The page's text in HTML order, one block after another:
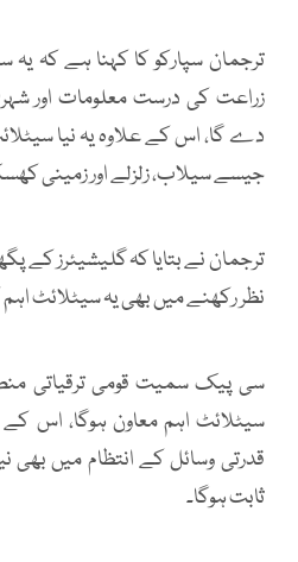
ترجمان سپارکو کا کہنا ہے کہ یہ
زراعت کی درست معلومات اور
دے گا، اس کے علاوہ یہ نیا
جیسے سیلاب، زلزلے اور زمینی
ترجمان نے بتایا کہ گلیشیئرز کے
نظر رکھنے میں بھی یہ سیٹلائٹ اہم
سی پیک سمیت قومی ترقیاتی
سیٹلائٹ اہم معاون ہوگا، اس کے
قدرتی وسائل کے انتظام میں
ثابت ہوگا۔